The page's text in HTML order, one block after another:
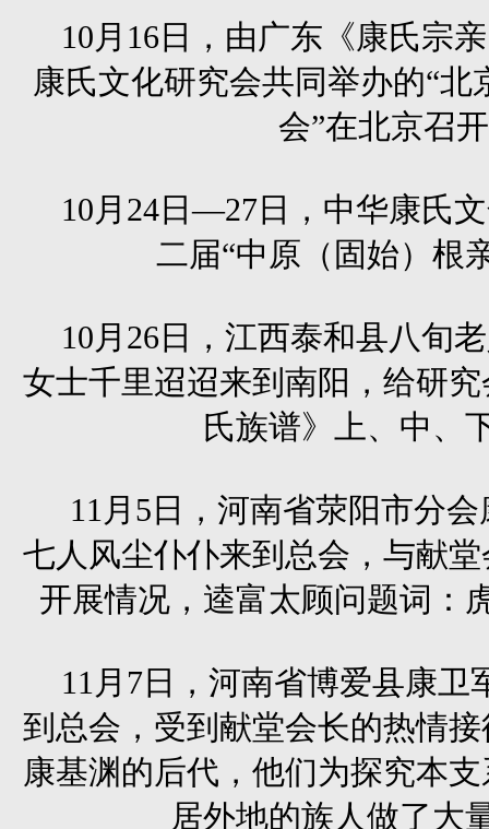
10月16日，由广东《康氏宗
康氏文化研究会共同举办的“北
会”在北京召
10月24日—27日，中华康氏
二届“中原（固始）根
10月26日，江西泰和县八旬
女士千里迢迢来到南阳，给研
氏族谱》上、中、
11月5日，河南省荥阳市分
七人风尘仆仆来到总会，与献
开展情况，逵富太顾问题词：
11月7日，河南省博爱县康卫
到总会，受到献堂会长的热情
康基渊的后代，他们为探究本
居外地的族人做了大